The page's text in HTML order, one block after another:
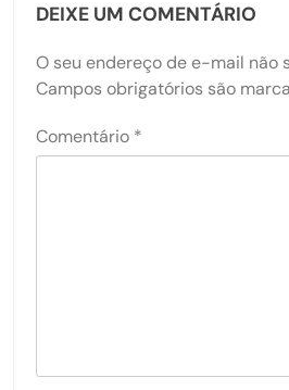
DEIXE UM COMENTÁRIO
O seu endereço de e-mail não
Campos obrigatórios são
Comentário *